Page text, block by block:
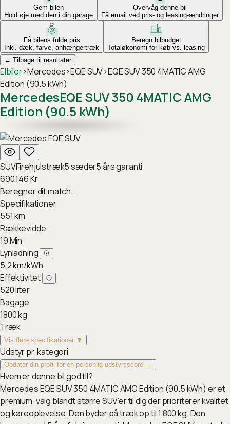
Gem bilen
Hold øje med den i din garage
Overvåg denne bil
Få email ved pris- og leasing-ændringer
Få bilens fulde pris
Inkl. dæk, farve, anhængertræk
Beregn bilbudget
Totaløkonomi for køb vs. leasing
← Tilbage til resultater
Elbiler›Mercedes›EQE SUV›EQE SUV 350 4MATIC AMG
Edition (90.5 kWh)
MercedesEQE SUV 350 4MATIC AMG
Edition (90.5 kWh)
SUVFirehjulstræk5sæder5års garanti
690.146Kr
Beregner dit match…
Specifikationer
551km
Rækkevidde
19Min
Lynladning
5,2km/kWh
Effektivitet
520liter
Bagage
1800kg
Træk
Vis flere specifikationer ▼
Udstyr pr. kategori
Opdatér din profil for en personlig udstyrsscore →
Hvem er denne bil god til?
Mercedes EQE SUV 350 4MATIC AMG Edition (90.5 kWh) er et
premium-valg blandt større SUV'er til dig der prioriterer kvalitet
og køreoplevelse. Den byder på træk op til 1.800 kg. Den